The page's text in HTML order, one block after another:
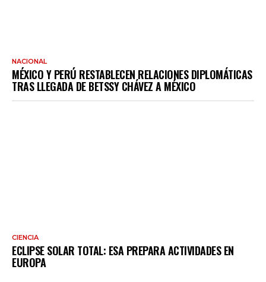
NACIONAL
MÉXICO Y PERÚ RESTABLECEN RELACIONES DIPLOMÁTICAS
TRAS LLEGADA DE BETSSY CHÁVEZ A MÉXICO
CIENCIA
ECLIPSE SOLAR TOTAL: ESA PREPARA ACTIVIDADES EN
EUROPA